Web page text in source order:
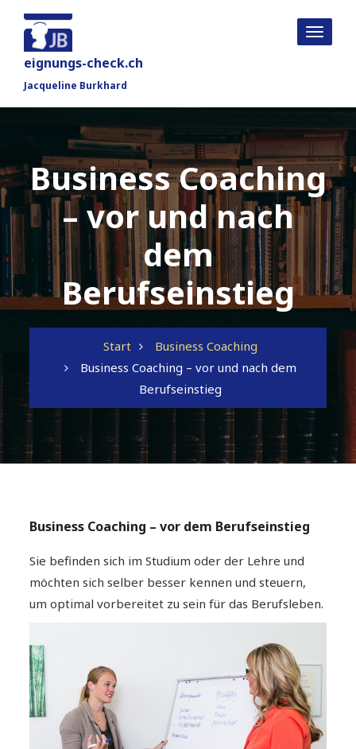
Toggle
eignungs-check.ch
Jacqueline Burkhard
Business Coaching
– vor und nach
dem
Berufseinstieg
Start
Business Coaching
Business Coaching – vor und nach dem
Berufseinstieg
Business Coaching – vor dem Berufseinstieg
Sie befinden sich im Studium oder der Lehre und
möchten sich selber besser kennen und steuern,
um optimal vorbereitet zu sein für das Berufsleben.